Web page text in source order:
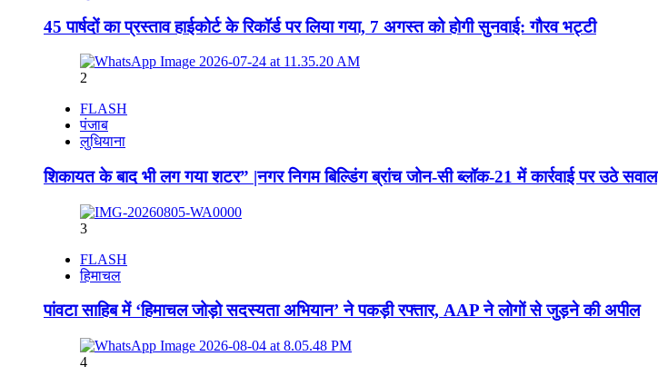
45 पार्षदों का प्रस्ताव हाईकोर्ट के रिकॉर्ड पर लिया गया, 7 अगस्त को होगी सुनवाई: गौरव भट्टी
2
FLASH
पंजाब
लुधियाना
शिकायत के बाद भी लग गया शटर” |नगर निगम बिल्डिंग ब्रांच जोन-सी ब्लॉक-21 में कार्रवाई पर उठे सवाल
3
FLASH
हिमाचल
पांवटा साहिब में ‘हिमाचल जोड़ो सदस्यता अभियान’ ने पकड़ी रफ्तार, AAP ने लोगों से जुड़ने की अपील
4